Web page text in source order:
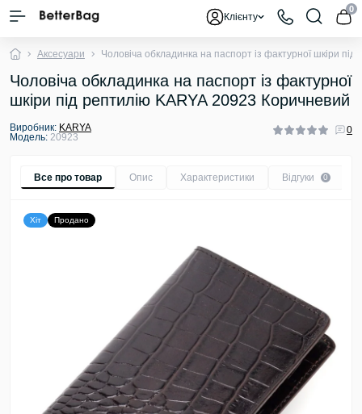
Клієнту
0
Аксесуари Чоловіча обкладинка на паспорт із фактурної шкіри
Чоловіча обкладинка на паспорт із фактурної
шкіри під рептилію KARYA 20923 Коричневий
Виробник: KARYA
Модель: 20923
0
Все про товар Опис Характеристики Відгуки 0
Хіт Продано